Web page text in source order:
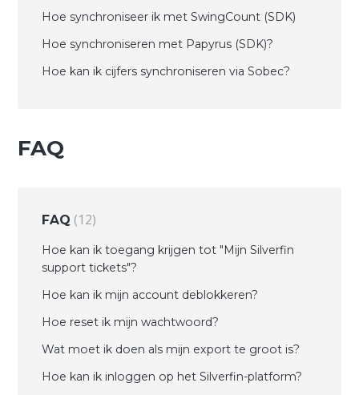
Hoe synchroniseer ik met SwingCount (SDK)
Hoe synchroniseren met Papyrus (SDK)?
Hoe kan ik cijfers synchroniseren via Sobec?
FAQ
FAQ 12
Hoe kan ik toegang krijgen tot "Mijn Silverfin
support tickets"?
Hoe kan ik mijn account deblokkeren?
Hoe reset ik mijn wachtwoord?
Wat moet ik doen als mijn export te groot is?
Hoe kan ik inloggen op het Silverfin-platform?